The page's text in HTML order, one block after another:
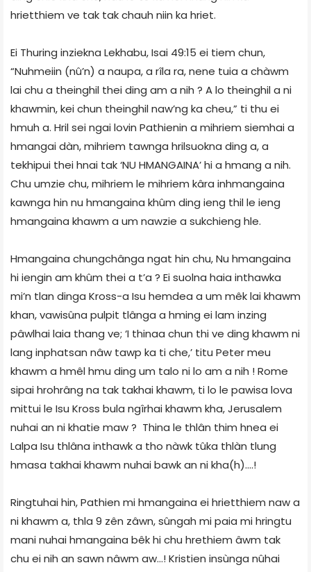
hrietthiem ve tak tak chauh niin ka hriet.
Ei Thuring inziekna Lekhabu, Isai 49:15 ei tiem chun,
“Nuhmeiin (nû’n) a naupa, a rîla ra, nene tuia a chàwm
lai chu a theinghil thei ding am a nih ? A lo theinghil a ni
khawmin, kei chun theinghil naw’ng ka cheu,” ti thu ei
hmuh a. Hril sei ngai lovin Pathienin a mihriem siemhai a
hmangai dàn, mihriem tawnga hrilsuokna ding a, a
tekhipui thei hnai tak ‘NU HMANGAINA’ hi a hmang a nih.
Chu umzie chu, mihriem le mihriem kâra inhmangaina
kawnga hin nu hmangaina khûm ding ieng thil le ieng
hmangaina khawm a um nawzie a sukchieng hle.
Hmangaina chungchânga ngat hin chu, Nu hmangaina
hi iengin am khûm thei a t’a ? Ei suolna haia inthawka
mi’n tlan dinga Kross-a Isu hemdea a um mêk lai khawm
khan, vawisûna pulpit tlânga a hming ei lam inzing
pâwlhai laia thang ve; ‘I thinaa chun thi ve ding khawm ni
lang inphatsan nâw tawp ka ti che,’ titu Peter meu
khawm a hmêl hmu ding um talo ni lo am a nih ! Rome
sipai hrohrâng na tak takhai khawm, ti lo le pawisa lova
mittui le Isu Kross bula ngîrhai khawm kha, Jerusalem
nuhai an ni khatie maw ? Thina le thlân thim hnea ei
Lalpa Isu thlâna inthawk a tho nàwk tûka thlàn tlung
hmasa takhai khawm nuhai bawk an ni kha(h)….!
Ringtuhai hin, Pathien mi hmangaina ei hrietthiem naw a
ni khawm a, thla 9 zên zâwn, sûngah mi paia mi hringtu
mani nuhai hmangaina bêk hi chu hrethiem âwm tak
chu ei nih an sawn nâwm aw...! Kristien insùnga nûhai